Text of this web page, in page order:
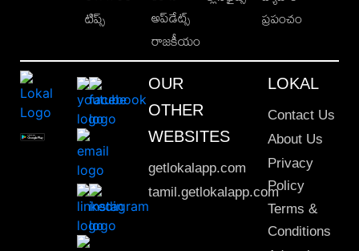
టిప్స్
అప్‌డేట్స్
రాజకీయం
ప్రపంచం
OUR
OTHER
WEBSITES
getlokalapp.com
tamil.getlokalapp.com
LOKAL
Contact Us
About Us
Privacy
Policy
Terms &
Conditions